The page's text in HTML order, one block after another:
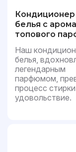
белья с
топового
Наш
белья,
легендарным
парфюмом,
процесс
удовольствие.